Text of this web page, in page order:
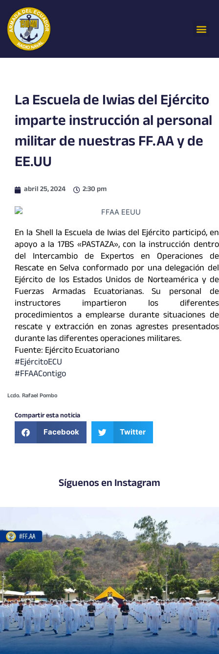
contenido
La Escuela de Iwias del Ejército
imparte instrucción al personal
militar de nuestras FF.AA y de
EE.UU
abril 25, 2024 2:30 pm
En la Shell la Escuela de Iwias del Ejército participó, en
apoyo a la 17BS «PASTAZA», con la instrucción dentro
del Intercambio de Expertos en Operaciones de
Rescate en Selva conformado por una delegación del
Ejército de los Estados Unidos de Norteamérica y de
Fuerzas Armadas Ecuatorianas. Su personal de
instructores impartieron los diferentes
procedimientos a emplearse durante situaciones de
rescate y extracción en zonas agrestes presentados
durante las diferentes operaciones militares.
Fuente: Ejército Ecuatoriano
#EjércitoECU
#FFAAContigo
Lcdo. Rafael Pombo
Compartir esta noticia
Facebook Twitter
Síguenos en Instagram